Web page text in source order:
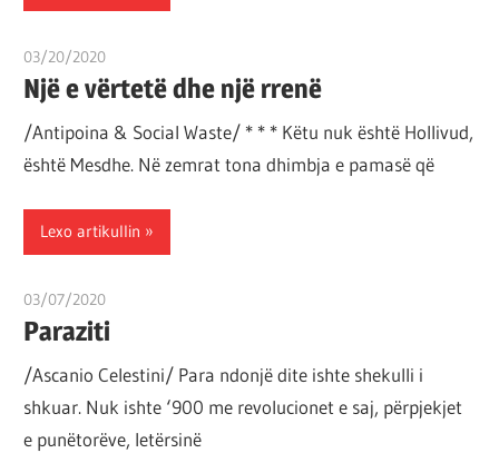
03/20/2020
Një e vërtetë dhe një rrenë
/Antipoina & Social Waste/ * * * Këtu nuk është Hollivud,
është Mesdhe. Në zemrat tona dhimbja e pamasë që
Lexo artikullin
03/07/2020
Paraziti
/Ascanio Celestini/ Para ndonjë dite ishte shekulli i
shkuar. Nuk ishte ‘900 me revolucionet e saj, përpjekjet
e punëtorëve, letërsinë